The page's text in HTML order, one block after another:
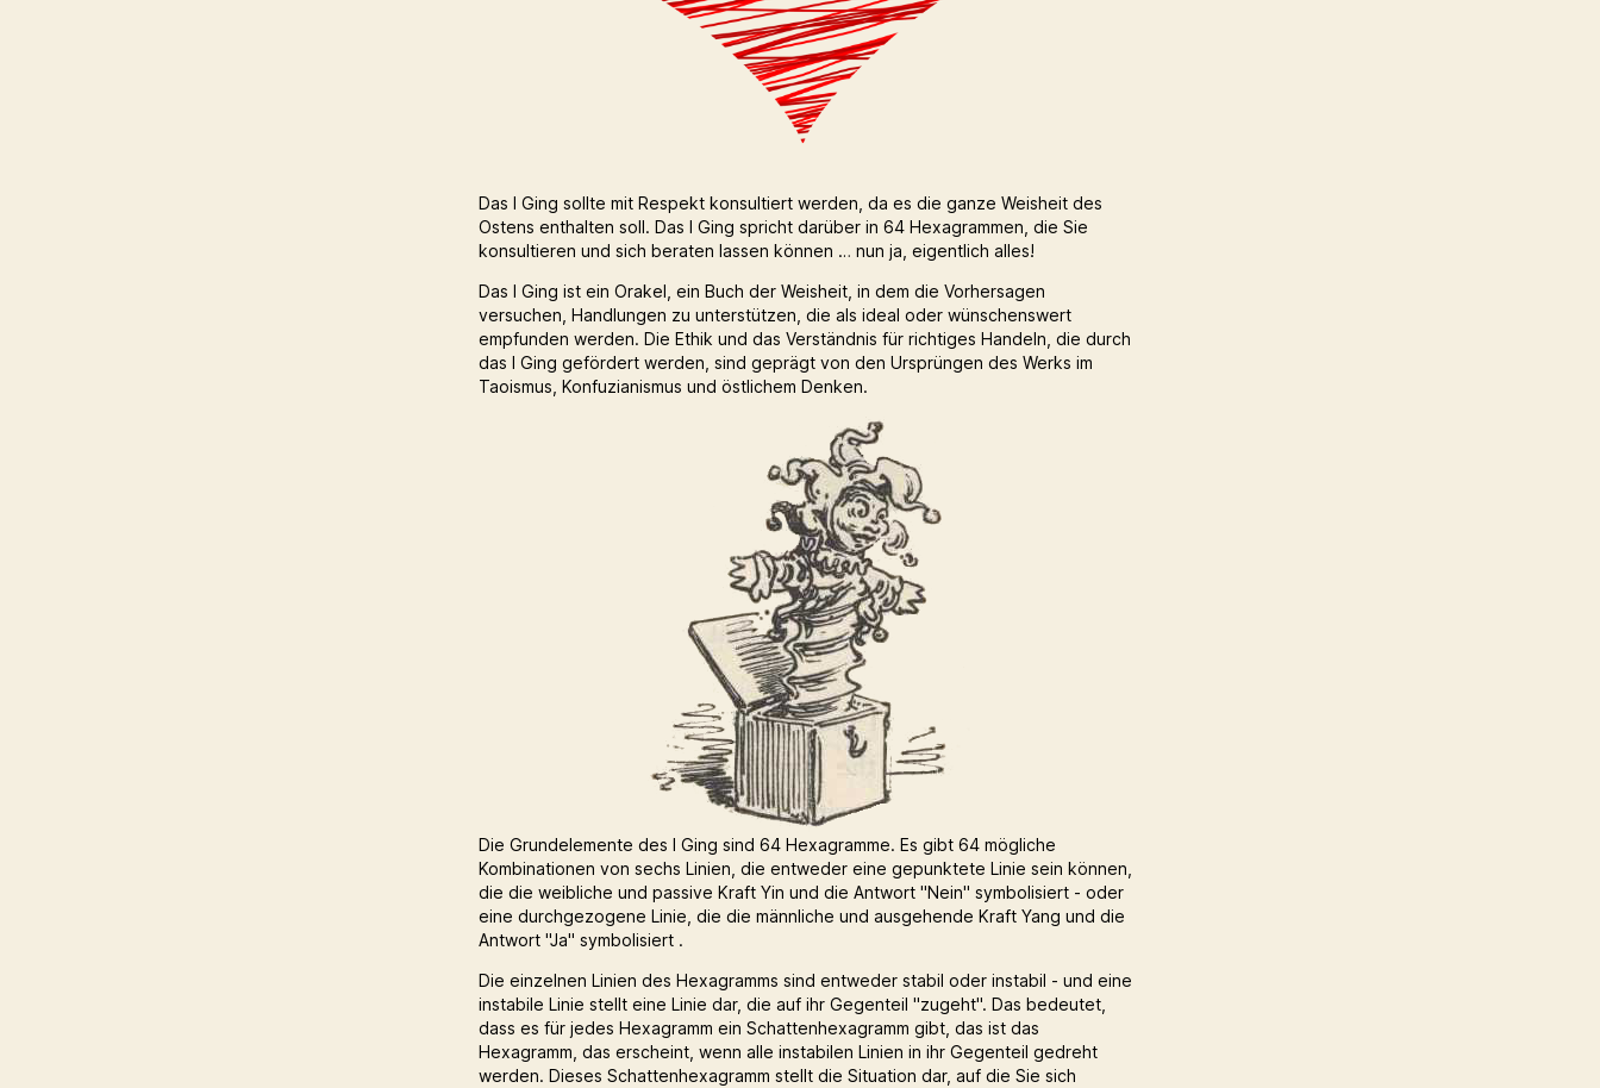
Das I Ging sollte mit Respekt konsultiert werden, da es die ganze Weisheit des
Ostens enthalten soll. Das I Ging spricht darüber in 64 Hexagrammen, die Sie
konsultieren und sich beraten lassen können … nun ja, eigentlich alles!
Das I Ging ist ein Orakel, ein Buch der Weisheit, in dem die Vorhersagen
versuchen, Handlungen zu unterstützen, die als ideal oder wünschenswert
empfunden werden. Die Ethik und das Verständnis für richtiges Handeln, die durch
das I Ging gefördert werden, sind geprägt von den Ursprüngen des Werks im
Taoismus, Konfuzianismus und östlichem Denken.
Die Grundelemente des I Ging sind 64 Hexagramme. Es gibt 64 mögliche
Kombinationen von sechs Linien, die entweder eine gepunktete Linie sein können,
die die weibliche und passive Kraft Yin und die Antwort "Nein" symbolisiert - oder
eine durchgezogene Linie, die die männliche und ausgehende Kraft Yang und die
Antwort "Ja" symbolisiert .
Die einzelnen Linien des Hexagramms sind entweder stabil oder instabil - und eine
instabile Linie stellt eine Linie dar, die auf ihr Gegenteil "zugeht". Das bedeutet,
dass es für jedes Hexagramm ein Schattenhexagramm gibt, das ist das
Hexagramm, das erscheint, wenn alle instabilen Linien in ihr Gegenteil gedreht
werden. Dieses Schattenhexagramm stellt die Situation dar, auf die Sie sich